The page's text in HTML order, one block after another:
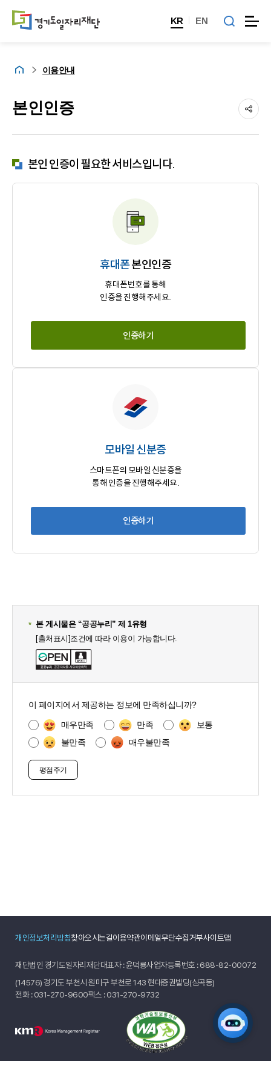
KR EN
홈 이용안내
본인인증
본인 인증이 필요한 서비스입니다.
휴대폰본인인증
휴대폰번호를 통해
인증을 진행해주세요.
인증하기
모바일 신분증
스마트폰의 모바일 신분증을
통해 인증을 진행해주세요.
인증하기
본 게시물은 “공공누리” 제 1유형
[출처표시]조건에 따라 이용이 가능합니다.
이 페이지에서 제공하는 정보에 만족하십니까?
매우만족 만족
보통
불만족
매우불만족
개인정보처리방침찾아오시는길이용약관이메일무단수집거부사이트맵
재단법인 경기도일자리재단대표자 : 윤덕룡사업자등록번호 : 688-82-00072
(14576) 경기도 부천시 원미구 부천로 143 현대증권빌딩(심곡동)
전화 :031-270-9600팩스 : 031-270-9732